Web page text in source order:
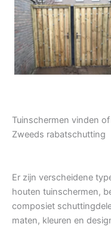
Tuindeur grenen
Tuinschermen vinden
Zweeds rabatschutting
Er zijn verscheidene
houten tuinschermen,
composiet
maten, kleuren en